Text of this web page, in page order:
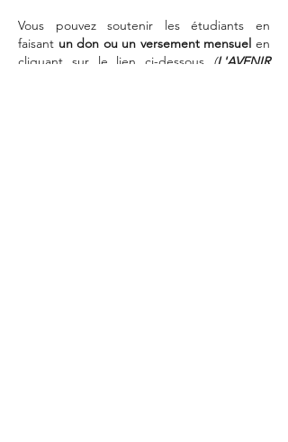
Vous pouvez soutenir les étudiants en
faisant un don ou un versement mensuel en
cliquant sur le lien ci-dessous (L'AVENIR